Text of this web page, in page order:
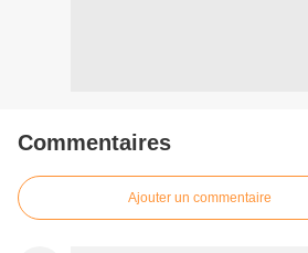
Commentaires
Ajouter un commentaire